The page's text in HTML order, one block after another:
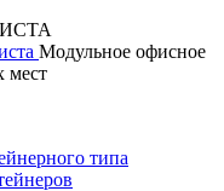
Модульное офисное
мест
типа